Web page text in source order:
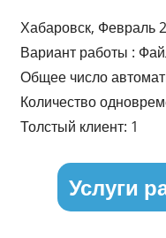
Хабаровск, Февраль
Вариант работы :
Общее число
Количество
Толстый клиент: 1
Услуги